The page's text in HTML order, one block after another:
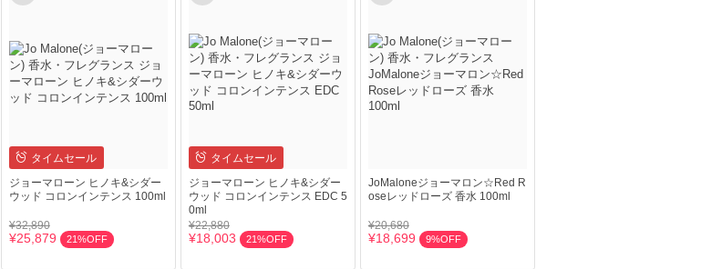
タイムセール
ジョーマローン ヒノキ&シダー
ウッド コロンインテンス 100ml
¥32,890
¥25,879 21%OFF
タイムセール
ジョーマローン ヒノキ&シダー
ウッド コロンインテンス EDC 5
0ml
¥22,880
¥18,003 21%OFF
JoMaloneジョーマロン☆Red R
oseレッドローズ 香水 100ml
¥20,680
¥18,699 9%OFF